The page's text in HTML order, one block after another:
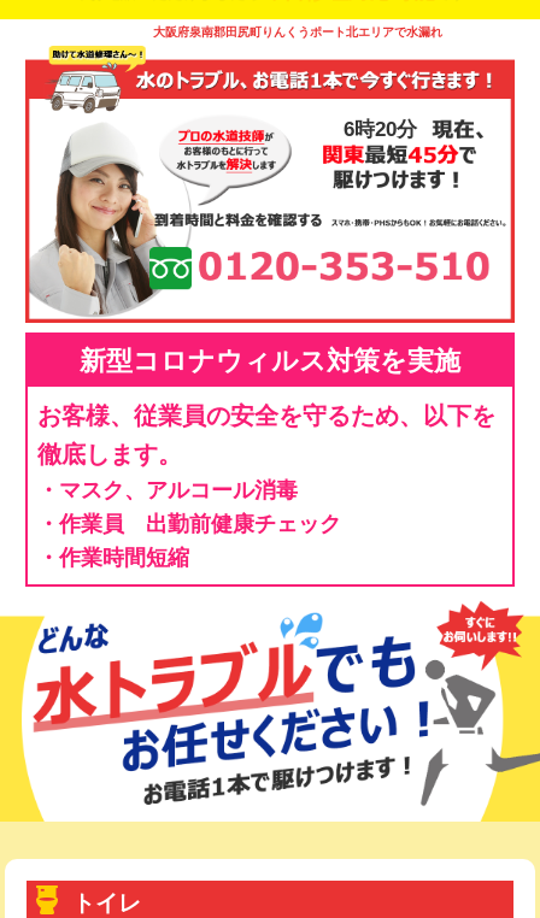
大阪府泉南郡田尻町りんくうポート北エリアで水漏れ
6時20分
新型コロナウィルス対策を実施
お客様、従業員の安全を守るため、以下を
徹底します。
・マスク、アルコール消毒
・作業員 出勤前健康チェック
・作業時間短縮
トイレ